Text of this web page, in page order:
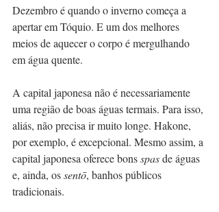
Dezembro é quando o inverno começa a
apertar em Tóquio. E um dos melhores
meios de aquecer o corpo é mergulhando
em água quente.
A capital japonesa não é necessariamente
uma região de boas águas termais. Para isso,
aliás, não precisa ir muito longe. Hakone,
por exemplo, é excepcional. Mesmo assim, a
capital japonesa oferece bons spas de águas
e, ainda, os sentō, banhos públicos
tradicionais.